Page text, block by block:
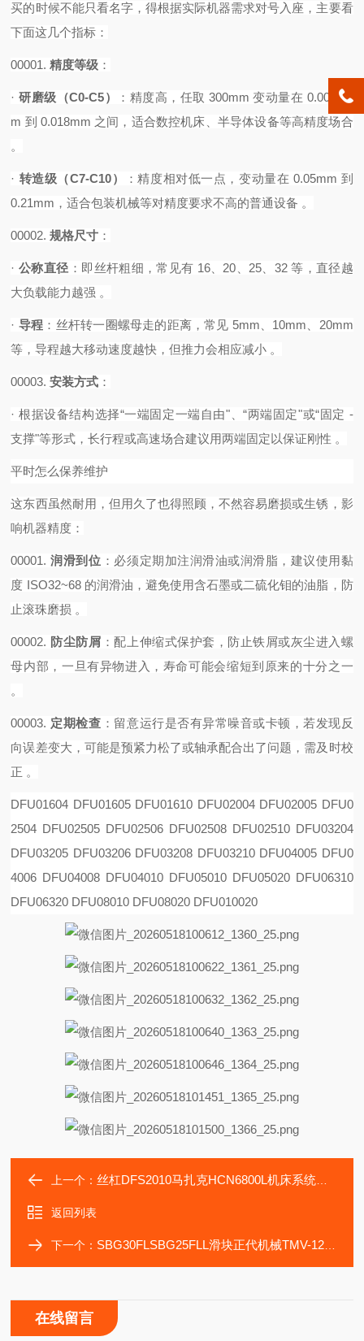
买的时候不能只看名字，得根据实际机器需求对号入座，主要看
下面这几个指标：
00001.精度等级 ‌：
· 研磨级（C0-C5）
‌：精度高，任取 300mm 变动量在 0.0035m
m 到 0.018mm 之间，适合数控机床、半导体设备等高精度场合
。
· 转造级（C7-C10）
‌：精度相对低一点，变动量在 0.05mm 到
0.21mm，适合包装机械等对精度要求不高的普通设备 。‌
00002.规格尺寸 ‌：
· 公称直径 ‌：即丝杆粗细，常见有 16、20、25、32 等，直径越
大负载能力越强 。
· 导程 ‌：丝杆转一圈螺母走的距离，常见 5mm、10mm、20mm
等，导程越大移动速度越快，但推力会相应减小 。‌‌‌
00003.安装方式 ‌：
· 根据设备结构选择“一端固定一端自由"、“两端固定"或“固定 -
支撑"等形式，长行程或高速场合建议用两端固定以保证刚性 。‌‌‌
平时怎么保养维护
这东西虽然耐用，但用久了也得照顾，不然容易磨损或生锈，影
响机器精度：
00001. 润滑到位 ‌：必须定期加注润滑油或润滑脂，建议使用黏
度 ISO32~68 的润滑油，避免使用含石墨或二硫化钼的油脂，防
止滚珠磨损 。
00002. 防尘防屑 ‌：配上伸缩式保护套，防止铁屑或灰尘进入螺
母内部，一旦有异物进入，寿命可能会缩短到原来的十分之一
。
00003. 定期检查 ‌：留意运行是否有异常噪音或卡顿，若发现反
向误差变大，可能是预紧力松了或轴承配合出了问题，需及时校
正 。
DFU01604 DFU01605 DFU01610 DFU02004 DFU02005 DFU0
2504 DFU02505 DFU02506 DFU02508DFU02510 DFU03204
DFU03205 DFU03206 DFU03208 DFU03210 DFU04005 DFU0
4006 DFU04008 DFU04010 DFU05010 DFU05020 DFU06310
DFU06320 DFU08010 DFU08020 DFU010020
上一个：丝杠DFS2010马扎克HCN6800L机床系统轴承TBI螺母DFS2005
返回列表
下一个： SBG30FLSBG25FLL滑块正代机械TMV-1272加工中机导轨
在线留言